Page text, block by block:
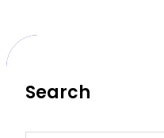
Search